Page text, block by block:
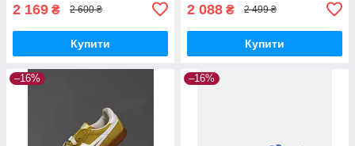
2 169 ₴ 2 600 ₴
Купити
2 088 ₴ 2 499 ₴
Купити
–16% –16%